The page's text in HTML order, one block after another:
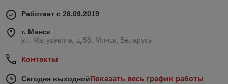
Работает с 26.09.2019
г. Минск
ул. Матусевича, д.58, Минск, Беларусь
Контакты
Сегодня выходнойПоказать весь график работы